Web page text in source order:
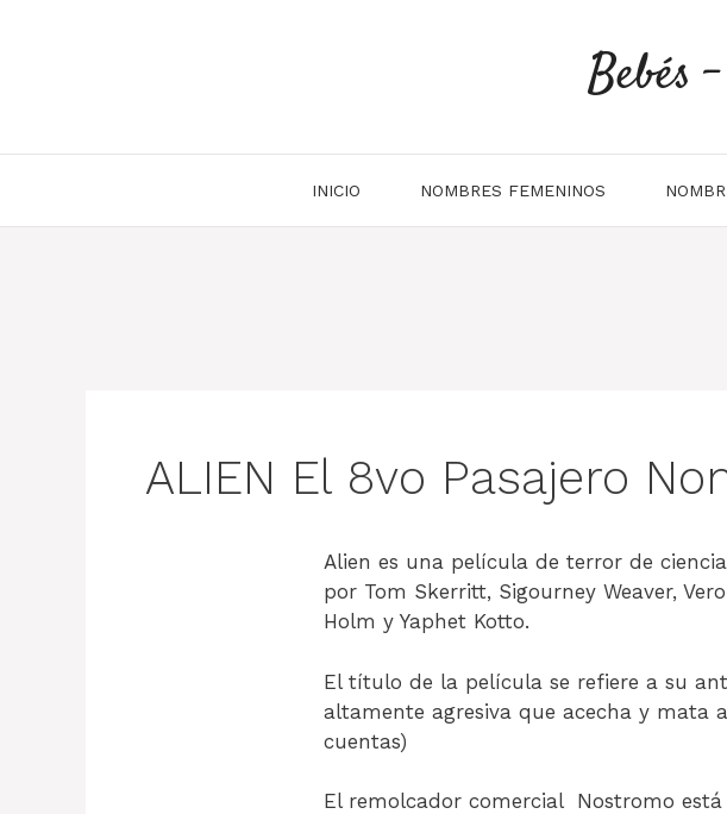
Bebés
INICIO NOMBRES FEMENINOS
ALIEN El 8vo Pasajero
Alien es una película de terror de
por Tom Skerritt, Sigourney Weaver,
Holm y Yaphet Kotto.
El título de la película se refiere a su
altamente agresiva que acecha y mata
cuentas)
El remolcador comercial Nostromo